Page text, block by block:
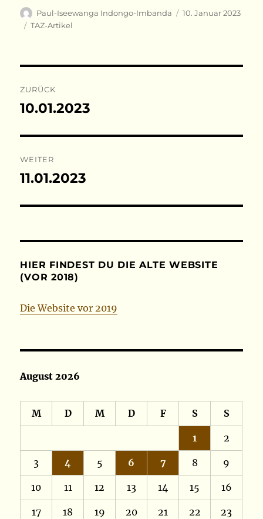
Autor
Paul-Iseewanga Indongo-Imbanda
Veröffentlicht
10. Januar 2023
Kategorien
TAZ-Artikel
ZURÜCK
Vorheriger
10.01.2023
WEITER
Nächster
11.01.2023
HIER FINDEST DU DIE ALTE WEBSITE
(VOR 2018)
Die Website vor 2019
August 2026
M D M D F S S
1 2
3 4 5 6 7 8 9
10 11 12 13 14 15 16
17 18 19 20 21 22 23